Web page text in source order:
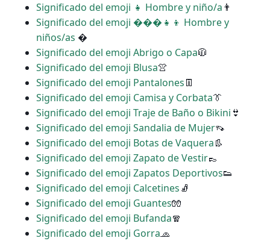
Significado del emoji ‍👧 Hombre y niño/a 👨
Significado del emoji ���‍👧‍👦 Hombre y
niños/as �
Significado del emoji Abrigo o Capa🧥
Significado del emoji Blusa👚
Significado del emoji Pantalones👖
Significado del emoji Camisa y Corbata👔
Significado del emoji Traje de Baño o Bikini 👙
Significado del emoji Sandalia de Mujer👡
Significado del emoji Botas de Vaquera👢
Significado del emoji Zapato de Vestir👞
Significado del emoji Zapatos Deportivos👟
Significado del emoji Calcetines🧦
Significado del emoji Guantes🧤
Significado del emoji Bufanda🧣
Significado del emoji Gorra🧢